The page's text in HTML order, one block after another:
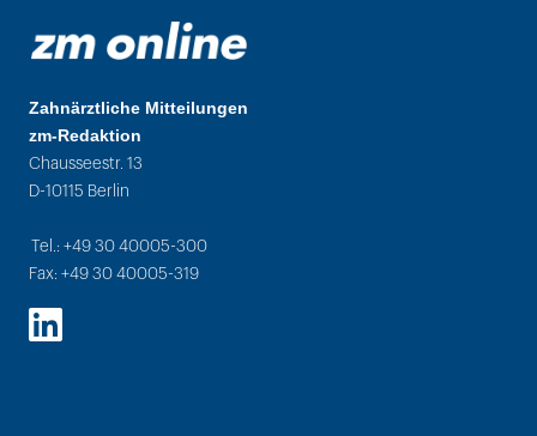
Zahnärztliche Mitteilungen
zm-Redaktion
Chausseestr. 13
D-10115 Berlin
Tel.: +49 30 40005-300
Fax: +49 30 40005-319
LinkedIn